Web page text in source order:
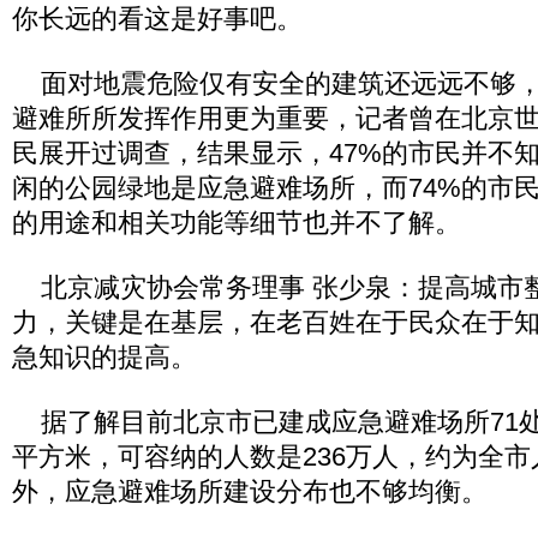
你长远的看这是好事吧。
面对地震危险仅有安全的建筑还远远不够
避难所所发挥作用更为重要，记者曾在北京
民展开过调查，结果显示，47%的市民并不
闲的公园绿地是应急避难场所，而74%的市
的用途和相关功能等细节也并不了解。
北京减灾协会常务理事 张少泉：提高城市
力，关键是在基层，在老百姓在于民众在于
急知识的提高。
据了解目前北京市已建成应急避难场所71
平方米，可容纳的人数是236万人，约为全
外，应急避难场所建设分布也不够均衡。